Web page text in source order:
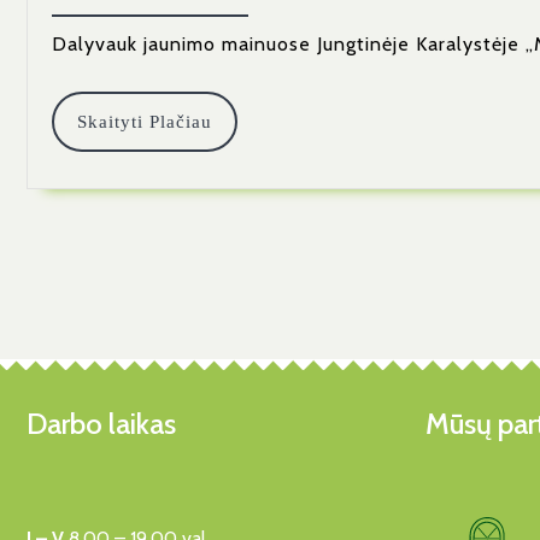
09
Dalyvauk jaunimo mainuose Jungtinėje Karalystėje
Skaityti Plačiau
Skaityti
Darbo laikas Mūsų